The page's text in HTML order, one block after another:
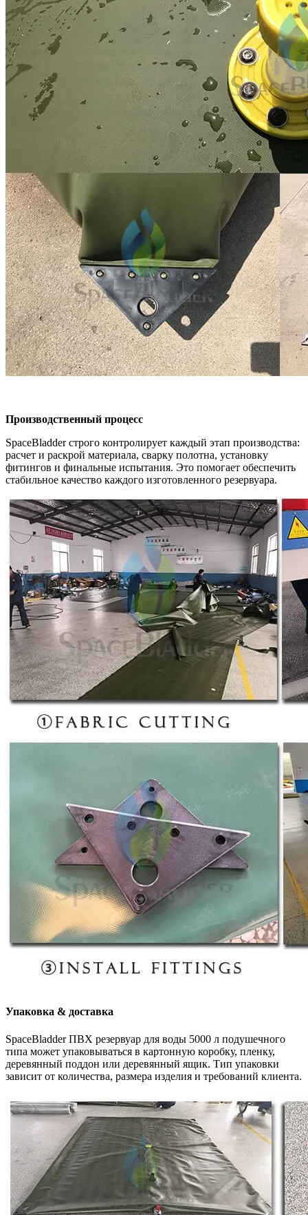
Производственный процесс
SpaceBladder строго контролирует каждый этап производства:
расчет и раскрой материала, сварку полотна, установку
фитингов и финальные испытания. Это помогает обеспечить
стабильное качество каждого изготовленного резервуара.
Упаковка & доставка
SpaceBladderПВХ резервуар для воды 5000 л подушечного
типа может упаковываться в картонную коробку, пленку,
деревянный поддон или деревянный ящик. Тип упаковки
зависит от количества, размера изделия и требований клиента.